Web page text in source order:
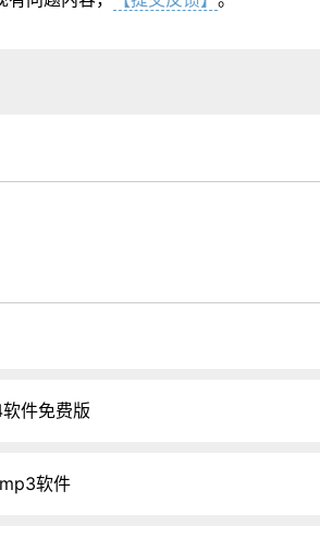
件免费版
软件